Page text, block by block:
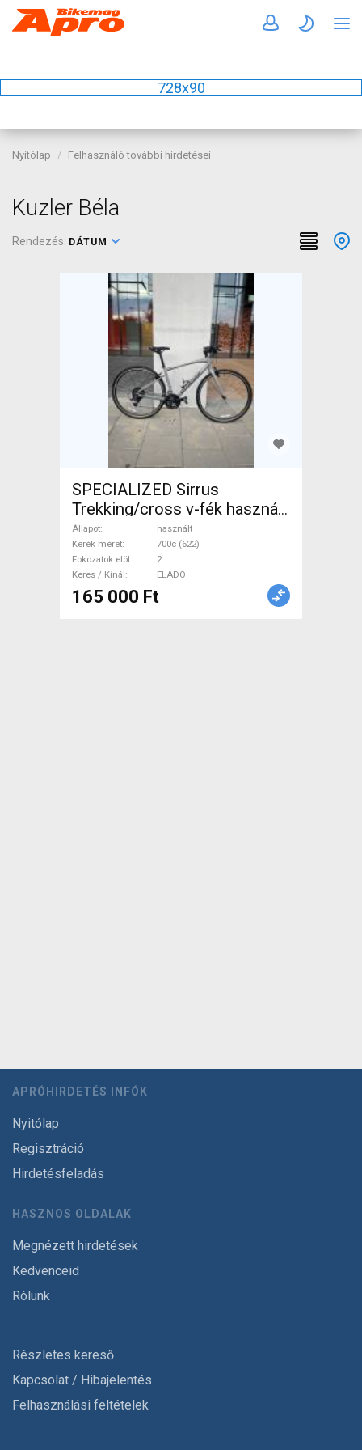
728x90
Nyitólap Felhasználó további hirdetései
Kuzler Béla
Rendezés: DÁTUM
SPECIALIZED Sirrus
Trekking/cross v-fék használt
ELADÓ
Állapot
használt
Kerék méret
700c (622)
Fokozatok elöl
2
Keres / Kínál
ELADÓ
165 000 Ft
APRÓHIRDETÉS INFÓK
Nyitólap
Regisztráció
Hirdetésfeladás
HASZNOS OLDALAK
Megnézett hirdetések
Kedvenceid
Rólunk
Részletes kereső
Kapcsolat / Hibajelentés
Felhasználási feltételek